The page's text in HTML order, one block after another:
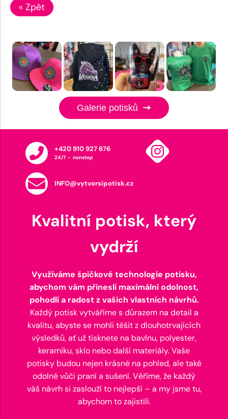
« Zpět
Galerie potisků
+420 910 927 676
24/7 - nonstop
INFO@vytvorsipotisk.cz
Kvalitní potisk, který
vydrží
Využíváme špičkové technologie potisku,
abychom vám přinesli maximální odolnost,
pohodlí a radost z vašich vlastních návrhů.
Každý potisk vytváříme s důrazem na detail a
kvalitu, abyste se mohli těšit z dlouhotrvajících
výsledků, ať už tisknete na bavlnu, polyester,
keramiku, sklo nebo další materiály. Vaše
potisky budou nejen krásné na pohled, ale také
odolné vůči praní a sušení. Věříme, že každý
váš návrh si zaslouží to nejlepší – a my jsme tu,
abychom to zajistili.